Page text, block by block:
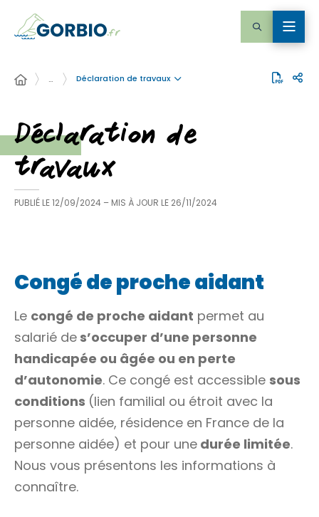
… Déclaration de travaux
Déclaration de
travaux
PUBLIÉ LE12/09/2024 – MIS À JOUR LE 26/11/2024
Congé de proche aidant
Le congé de proche aidant permet au
salarié de s’occuper d’une personne
handicapée ou âgée ou en perte
d’autonomie. Ce congé est accessible sous
conditions (lien familial ou étroit avec la
personne aidée, résidence en France de la
personne aidée) et pour une durée limitée.
Nous vous présentons les informations à
connaître.